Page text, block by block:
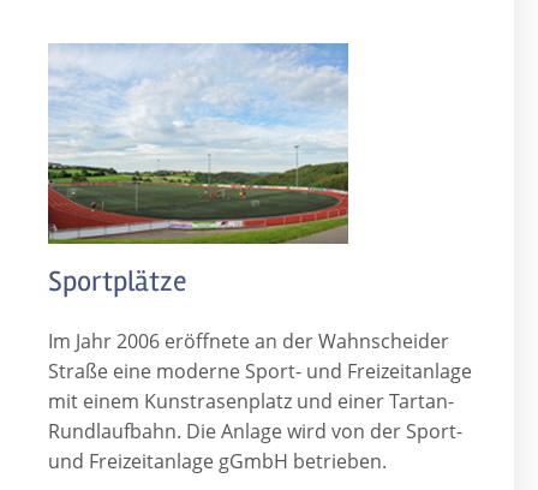
Sportplätze
Im Jahr 2006 eröffnete an der Wahnscheider
Straße eine moderne Sport- und Freizeitanlage
mit einem Kunstrasenplatz und einer Tartan-
Rundlaufbahn. Die Anlage wird von der Sport-
und Freizeitanlage gGmbH betrieben.